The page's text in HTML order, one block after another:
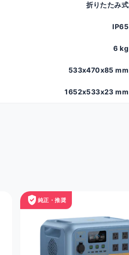
折りたたみ式
IP65
6 kg
533x470x85 mm
1652x533x23 mm
verified_user 純正・推奨